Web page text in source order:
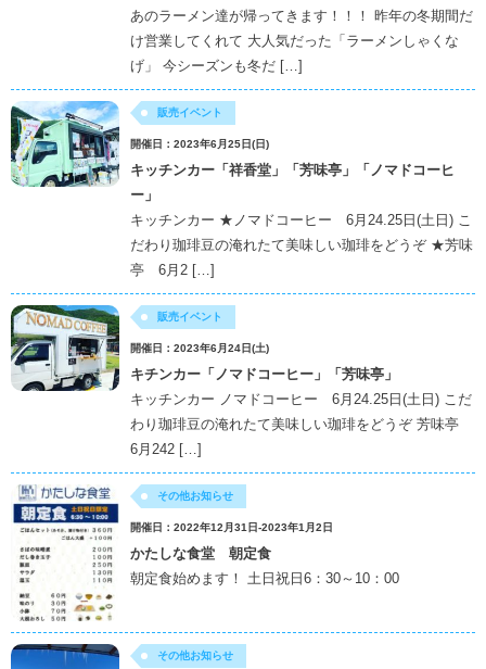
あのラーメン達が帰ってきます！！！ 昨年の冬期間だ
け営業してくれて 大人気だった「ラーメンしゃくな
げ」 今シーズンも冬だ […]
販売イベント
開催日：2023年6月25日(日)
キッチンカー「祥香堂」「芳味亭」「ノマドコーヒ
ー」
キッチンカー ★ノマドコーヒー 6月24.25日(土日) こ
だわり珈琲豆の淹れたて美味しい珈琲をどうぞ ★芳味
亭 6月2 […]
販売イベント
開催日：2023年6月24日(土)
キチンカー「ノマドコーヒー」「芳味亭」
キッチンカー ノマドコーヒー 6月24.25日(土日) こだ
わり珈琲豆の淹れたて美味しい珈琲をどうぞ 芳味亭
6月242 […]
その他お知らせ
開催日：2022年12月31日-2023年1月2日
かたしな食堂 朝定食
朝定食始めます！ 土日祝日6：30～10：00
その他お知らせ